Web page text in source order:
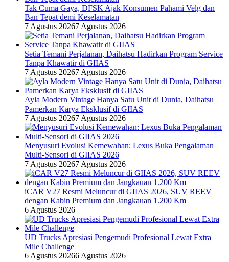
Tak Cuma Gaya, DFSK Ajak Konsumen Pahami Velg dan
Ban Tepat demi Keselamatan
7 Agustus 20267 Agustus 2026
Setia Temani Perjalanan, Daihatsu Hadirkan Program Service
Tanpa Khawatir di GIIAS
7 Agustus 20267 Agustus 2026
Ayla Modern Vintage Hanya Satu Unit di Dunia, Daihatsu
Pamerkan Karya Eksklusif di GIIAS
7 Agustus 20267 Agustus 2026
Menyusuri Evolusi Kemewahan: Lexus Buka Pengalaman
Multi-Sensori di GIIAS 2026
7 Agustus 20267 Agustus 2026
iCAR V27 Resmi Meluncur di GIIAS 2026, SUV REEV
dengan Kabin Premium dan Jangkauan 1.200 Km
6 Agustus 2026
UD Trucks Apresiasi Pengemudi Profesional Lewat Extra
Mile Challenge
6 Agustus 20266 Agustus 2026